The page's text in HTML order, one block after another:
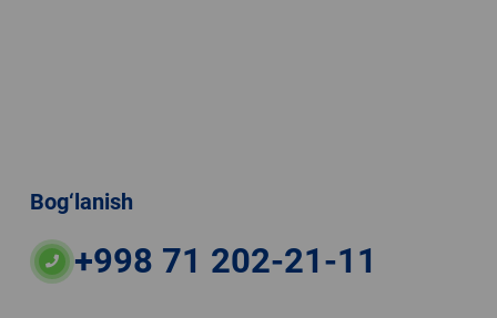
Bog‘lanish
+998 71 202-21-11